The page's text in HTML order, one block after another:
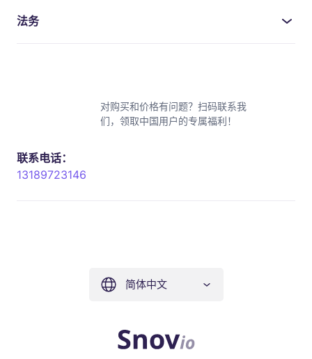
法务
对购买和价格有问题？扫码联系我
们，领取中国用户的专属福利！
联系电话：
13189723146
简体中文